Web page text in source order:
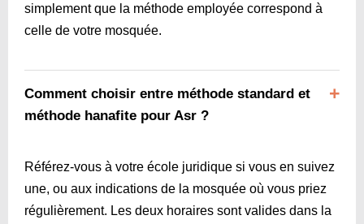
simplement que la méthode employée correspond à
celle de votre mosquée.
Comment choisir entre méthode standard et
méthode hanafite pour Asr ?
Référez-vous à votre école juridique si vous en suivez
une, ou aux indications de la mosquée où vous priez
régulièrement. Les deux horaires sont valides dans la